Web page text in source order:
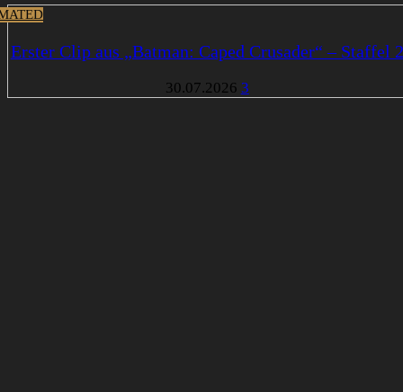
Erster Clip aus „Batman: Caped Crusader“ – Staffel 2
30.07.2026 3